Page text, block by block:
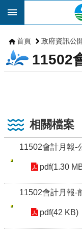
跳到主要內容區塊
首頁 政府資訊公
11502
相關檔案
11502會計月報-
pdf(1.30
11502會計月報-
pdf(42 KB)